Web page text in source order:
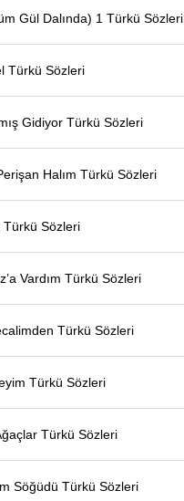
Gül Dalında) 1 Türkü Sözleri
Türkü Sözleri
Gidiyor Türkü Sözleri
Halım Türkü Sözleri
Türkü Sözleri
Vardım Türkü Sözleri
Türkü Sözleri
Türkü Sözleri
Türkü Sözleri
Söğüdü Türkü Sözleri